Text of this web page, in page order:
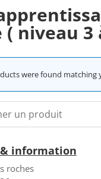
( niveau 3
were found matching
information
roches